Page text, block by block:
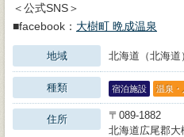
＜公式SNS＞
■facebook： 大樹町 晩成温泉
地域 北海道（北海道
種類 宿泊施設 温泉
住所
〒089-1882
北海道広尾郡大